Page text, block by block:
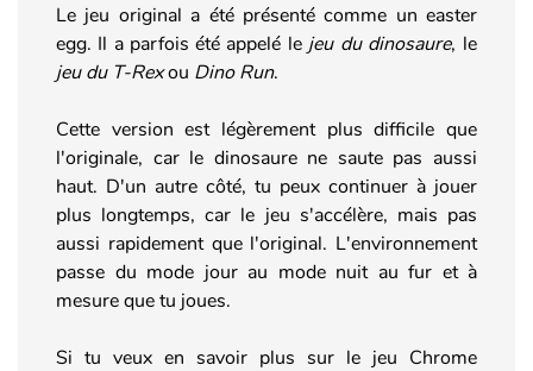
Le jeu original a été présenté comme un easter
egg. Il a parfois été appelé le jeu du dinosaure, le
jeu du T-Rexou Dino Run.
Cette version est légèrement plus difficile que
l'originale, car le dinosaure ne saute pas aussi
haut. D'un autre côté, tu peux continuer à jouer
plus longtemps, car le jeu s'accélère, mais pas
aussi rapidement que l'original. L'environnement
passe du mode jour au mode nuit au fur et à
mesure que tu joues.
Si tu veux en savoir plus sur le jeu Chrome